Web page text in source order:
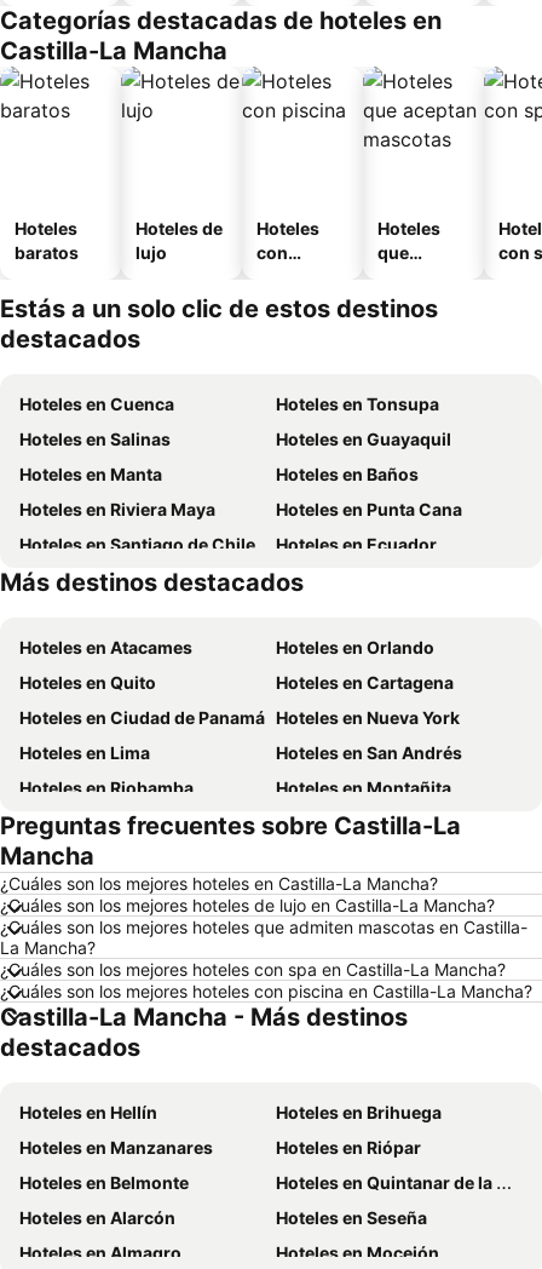
o
Categorías destacadas de hoteles en
Castilla-La Mancha
Hoteles
baratos
Hoteles de
lujo
Hoteles
con
Hoteles
que
mascotas
con
Estás a un solo clic de estos destinos
destacados
Hoteles en Cuenca
Hoteles en Tonsupa
Hoteles en Salinas
Hoteles en Guayaquil
Hoteles en Manta
Hoteles en Baños
Hoteles en Riviera Maya
Hoteles en Punta Cana
Hoteles en Santiago de Chile
Hoteles en Ecuador
Hoteles en Chicago
Hoteles en Panamá
Más destinos destacados
Hoteles en Atacames
Hoteles en Orlando
Hoteles en Quito
Hoteles en Cartagena
Hoteles en Ciudad de Panamá Hoteles en Nueva York
Hoteles en Lima
Hoteles en San Andrés
Hoteles en Riobamba
Hoteles en Montañita
Hoteles en Puerto López
Hoteles en Pedernales
Hoteles en Miami
Hoteles en Ambato
Hoteles en Cojimies
Hoteles en Lisboa
Hoteles en Zorritos
Hoteles en Oporto
Hoteles en México
Hoteles en Galápagos
Hoteles en Esmeraldas
Hoteles en Curazao
Hoteles en Guatemala
Hoteles en Campania
Hoteles en Manabí
Hoteles en Italia
Hoteles en Noruega
Hoteles en Tailandia
Hoteles en Nueva Jersey
Hoteles en El Caribe
Hoteles en Lima
Hoteles en Tumbes
Hoteles en Orellana
Preguntas frecuentes sobre Castilla-La
Mancha
¿Cuáles son los mejores hoteles en Castilla-La Mancha?
¿Cuáles son los mejores hoteles de lujo en Castilla-La Mancha?
¿Cuáles son los mejores hoteles que admiten mascotas en Castilla-
La Mancha?
¿Cuáles son los mejores hoteles con spa en Castilla-La Mancha?
¿Cuáles son los mejores hoteles con piscina en Castilla-La Mancha?
Castilla-La Mancha - Más destinos
destacados
Hoteles en Hellín
Hoteles en Brihuega
Hoteles en Manzanares
Hoteles en Riópar
Hoteles en Belmonte
Hoteles en Quintanar de la Orden
Hoteles en Alarcón
Hoteles en Seseña
Hoteles en Almagro
Hoteles en Mocejón